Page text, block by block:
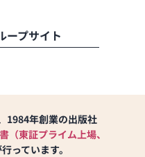
ープサイト
1984年創業の出版社
（東証プライム上場、
っています。